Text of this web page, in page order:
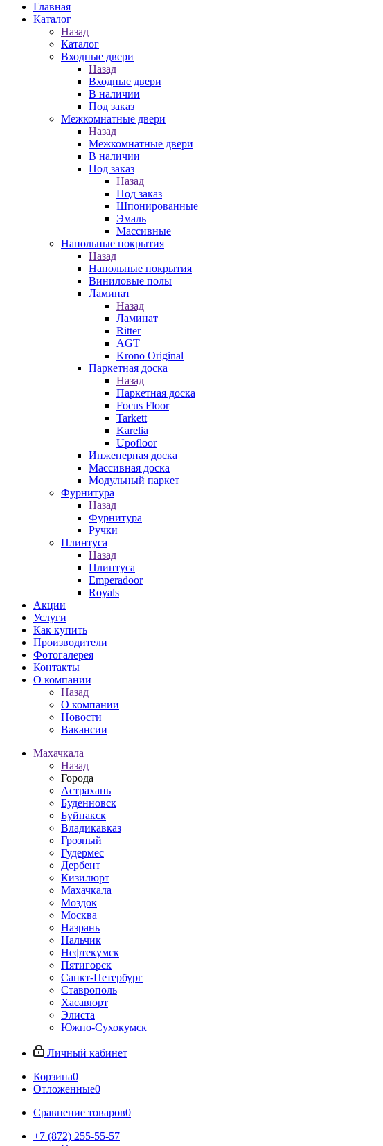
Главная
Каталог
Назад
Каталог
Входные двери
Назад
Входные двери
В наличии
Под заказ
Межкомнатные двери
Назад
Межкомнатные двери
В наличии
Под заказ
Назад
Под заказ
Шпонированные
Эмаль
Массивные
Напольные покрытия
Назад
Напольные покрытия
Виниловые полы
Ламинат
Назад
Ламинат
Ritter
AGT
Krono Original
Паркетная доска
Назад
Паркетная доска
Focus Floor
Tarkett
Karelia
Upofloor
Инженерная доска
Массивная доска
Модульный паркет
Фурнитура
Назад
Фурнитура
Ручки
Плинтуса
Назад
Плинтуса
Emperadoor
Royals
Акции
Услуги
Как купить
Производители
Фотогалерея
Контакты
О компании
Назад
О компании
Новости
Вакансии
Махачкала
Назад
Города
Астрахань
Буденновск
Буйнакск
Владикавказ
Грозный
Гудермес
Дербент
Кизилюрт
Махачкала
Моздок
Москва
Назрань
Нальчик
Нефтекумск
Пятигорск
Санкт-Петербург
Ставрополь
Хасавюрт
Элиста
Южно-Сухокумск
Личный кабинет
Корзина0
Отложенные0
Сравнение товаров0
+7 (872) 255-55-57